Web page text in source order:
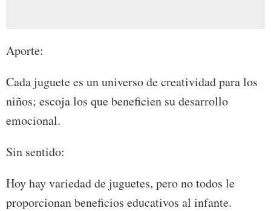
Aporte:
Cada juguete es un universo de creatividad para los
niños; escoja los que beneficien su desarrollo
emocional.
Sin sentido:
Hoy hay variedad de juguetes, pero no todos le
proporcionan beneficios educativos al infante.